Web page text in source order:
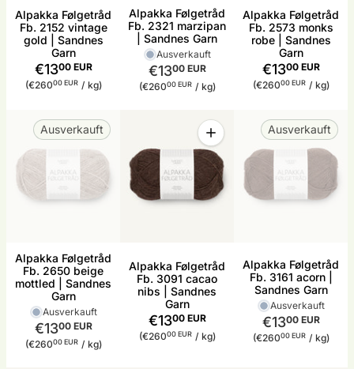
Alpakka Følgetråd
Fb. 2152 vintage
gold | Sandnes
Garn
€1300 EUR
Stückpreis
(€26000 EUR / pro
kg)
Alpakka Følgetråd
Fb. 2321 marzipan
| Sandnes Garn
Ausverkauft
€1300 EUR
Stückpreis
(€26000 EUR / pro
kg)
Alpakka Følgetråd
Fb. 2573 monks
robe | Sandnes
Garn
€1300 EUR
Stückpreis
(€26000 EUR / pro
kg)
Alpakka Følgetråd
Fb. 2650 beige
mottled | Sandnes
Garn
Ausverkauft
€1300 EUR
Stückpreis
(€26000 EUR / pro
kg)
Ausverkauft
Alpakka Følgetråd
Fb. 3091 cacao
nibs | Sandnes
Garn
€1300 EUR
Stückpreis
(€26000 EUR / pro
kg)
Menge
Menge für Alpakka
Alpakka Følgetråd
Fb. 3161 acorn |
Sandnes Garn
Ausverkauft
€1300 EUR
Stückpreis
(€26000 EUR / pro
kg)
Ausverkauft